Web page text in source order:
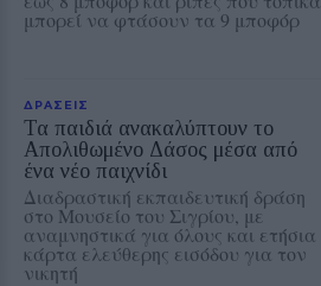
μπορεί να φτάσουν τα 9 μποφόρ
ΔΡΑΣΕΙΣ
Τα παιδιά ανακαλύπτουν το
Απολιθωμένο Δάσος μέσα από
ένα νέο παιχνίδι
Διαδραστική εκπαιδευτική δράση
στο Μουσείο του Σιγρίου, με
αναμνηστικά για όλους και ετήσια
κάρτα ελεύθερης εισόδου για τον
νικητή